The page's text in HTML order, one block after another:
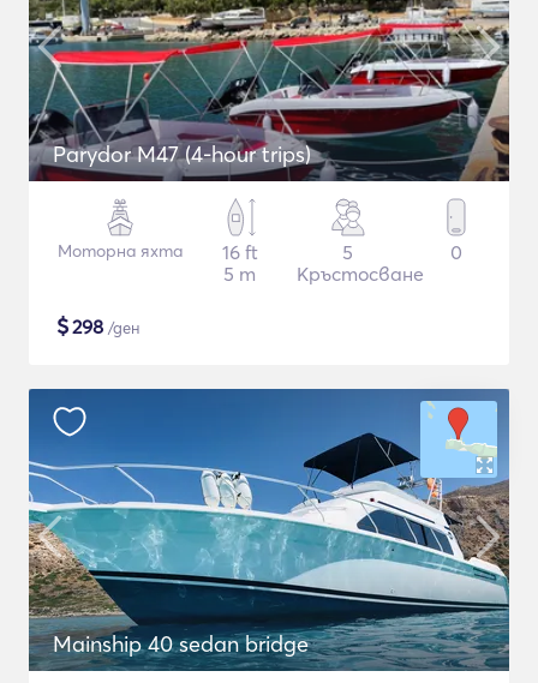
Parydor M47 (4-hour trips)
Моторна яхта
16 ft
5 m
5
Кръстосване
0
$298 /ден
Mainship 40 sedan bridge